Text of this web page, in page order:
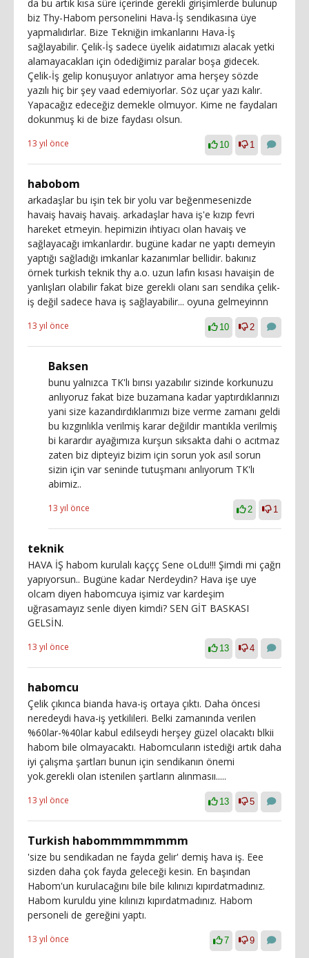
da bu artık kısa süre içerinde gerekli girişimlerde bulunup
biz Thy-Habom personelini Hava-İş sendikasına üye
yapmalıdırlar. Bize Tekniğin imkanlarını Hava-İş
sağlayabilir. Çelik-İş sadece üyelik aidatımızı alacak yetki
alamayacakları için ödediğimiz paralar boşa gidecek.
Çelik-İş gelip konuşuyor anlatıyor ama herşey sözde
yazılı hiç bir şey vaad edemiyorlar. Söz uçar yazı kalır.
Yapacağız edeceğiz demekle olmuyor. Kime ne faydaları
dokunmuş ki de bize faydası olsun.
13 yıl önce 10 1
habobom
arkadaşlar bu işin tek bir yolu var beğenmesenizde
havaiş havaiş havaiş. arkadaşlar hava iş'e kızıp fevri
hareket etmeyin. hepimizin ihtiyacı olan havaiş ve
sağlayacağı imkanlardır. bugüne kadar ne yaptı demeyin
yaptığı sağladığı imkanlar kazanımlar bellidir. bakınız
örnek turkish teknik thy a.o. uzun lafın kısası havaişin de
yanlışları olabilir fakat bize gerekli olanı sarı sendika çelik-
iş değil sadece hava iş sağlayabilir... oyuna gelmeyinnn
13 yıl önce 10 2
Baksen
bunu yalnızca TK'lı bırısı yazabılır sizinde korkunuzu
anlıyoruz fakat bize buzamana kadar yaptırdıklarınızı
yani size kazandırdıklarımızı bize verme zamanı geldi
bu kızgınlıkla verilmiş karar değildir mantıkla verilmiş
bi karardır ayağımıza kurşun sıksakta dahi o acıtmaz
zaten biz dipteyiz bizim için sorun yok asıl sorun
sizin için var seninde tutuşmanı anlıyorum TK'lı
abimiz..
13 yıl önce 2 1
teknik
HAVA İŞ habom kurulalı kaççç Sene oLdu!!! Şimdi mi çağrı
yapıyorsun.. Bugüne kadar Nerdeydin? Hava işe uye
olcam diyen habomcuya işimiz var kardeşim
uğrasamayız senle diyen kimdi? SEN GİT BASKASI
GELSİN.
13 yıl önce 13 4
habomcu
Çelik çıkınca bianda hava-iş ortaya çıktı. Daha öncesi
neredeydi hava-iş yetkilileri. Belki zamanında verilen
%60lar-%40lar kabul edilseydi herşey güzel olacaktı blkii
habom bile olmayacaktı. Habomcuların istediği artık daha
iyi çalışma şartları bunun için sendikanın önemi
yok.gerekli olan istenilen şartların alınmasıı.....
13 yıl önce 13 5
Turkish habommmmmmmm
'size bu sendikadan ne fayda gelir' demiş hava iş. Eee
sizden daha çok fayda geleceği kesin. En başından
Habom'un kurulacağını bile bile kılınızı kıpırdatmadınız.
Habom kuruldu yine kılınızı kıpırdatmadınız. Habom
personeli de gereğini yaptı.
13 yıl önce 7 9